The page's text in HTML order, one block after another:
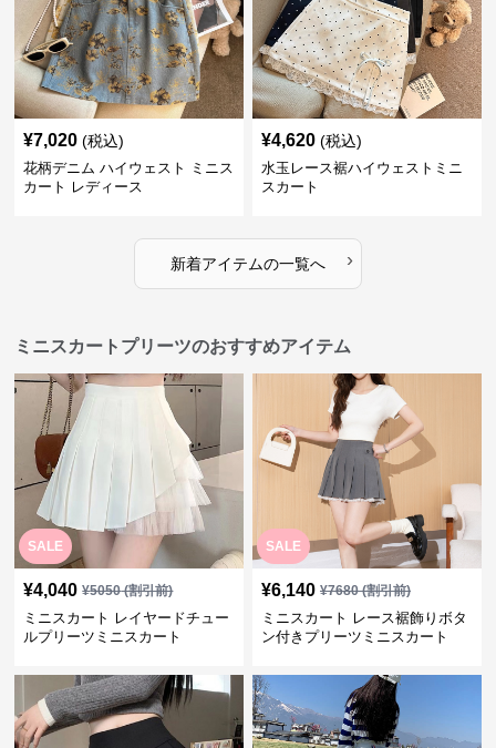
¥7,020 (税込)
花柄デニム ハイウェスト ミニス
カート レディース
¥4,620 (税込)
水玉レース裾ハイウェストミニ
スカート
新着アイテムの一覧へ ›
ミニスカートプリーツのおすすめアイテム
SALE
¥4,040 ¥5050(割引前)
ミニスカート レイヤードチュー
ルプリーツミニスカート
SALE
¥6,140 ¥7680(割引前)
ミニスカート レース裾飾りボタ
ン付きプリーツミニスカート